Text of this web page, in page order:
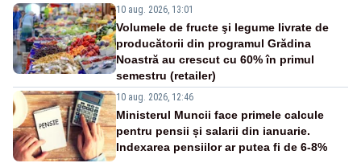
10 aug. 2026, 13:01
Volumele de fructe şi legume livrate de
producătorii din programul Grădina
Noastră au crescut cu 60% în primul
semestru (retailer)
10 aug. 2026, 12:46
Ministerul Muncii face primele calcule
pentru pensii și salarii din ianuarie.
Indexarea pensiilor ar putea fi de 6-8%